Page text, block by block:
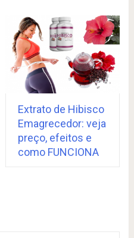
Extrato de Hibisco
Emagrecedor: veja
preço, efeitos e
como FUNCIONA